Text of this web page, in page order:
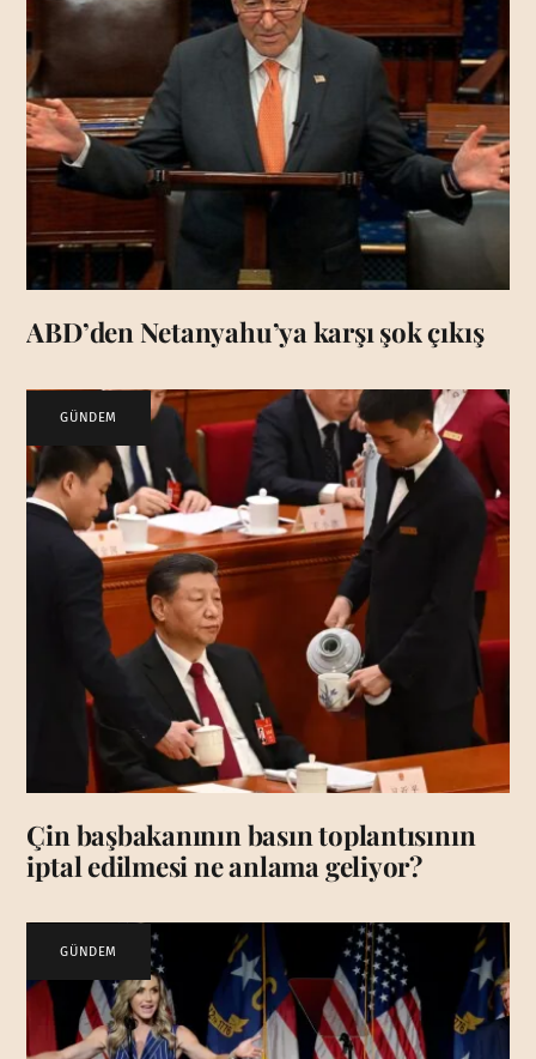
ABD’den Netanyahu’ya karşı şok çıkış
GÜNDEM
Çin başbakanının basın toplantısının
iptal edilmesi ne anlama geliyor?
GÜNDEM